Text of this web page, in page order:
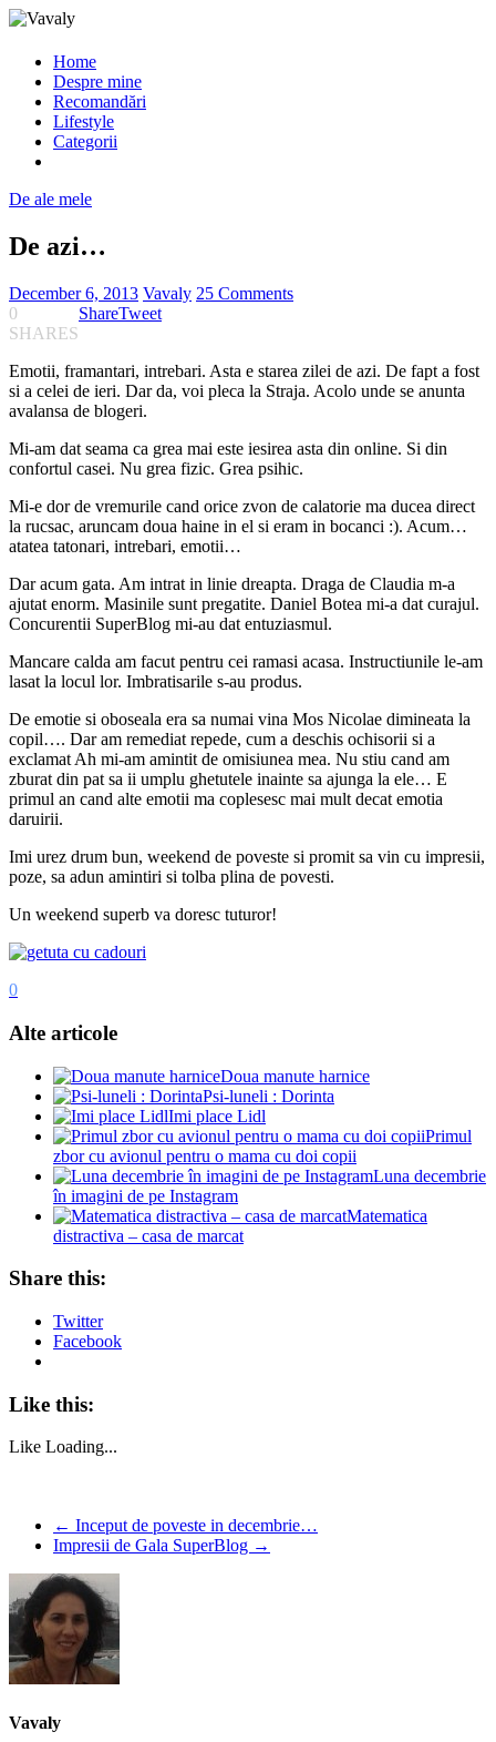
Home
Despre mine
Recomandări
Lifestyle
Categorii
De ale mele
De azi…
December 6, 2013 Vavaly 25 Comments
0
SHARES
ShareTweet
Emotii, framantari, intrebari. Asta e starea zilei de azi. De fapt a fost
si a celei de ieri. Dar da, voi pleca la Straja. Acolo unde se anunta
avalansa de blogeri.
Mi-am dat seama ca grea mai este iesirea asta din online. Si din
confortul casei. Nu grea fizic. Grea psihic.
Mi-e dor de vremurile cand orice zvon de calatorie ma ducea direct
la rucsac, aruncam doua haine in el si eram in bocanci :). Acum…
atatea tatonari, intrebari, emotii…
Dar acum gata. Am intrat in linie dreapta. Draga de Claudia m-a
ajutat enorm. Masinile sunt pregatite. Daniel Botea mi-a dat curajul.
Concurentii SuperBlog mi-au dat entuziasmul.
Mancare calda am facut pentru cei ramasi acasa. Instructiunile le-am
lasat la locul lor. Imbratisarile s-au produs.
De emotie si oboseala era sa numai vina Mos Nicolae dimineata la
copil…. Dar am remediat repede, cum a deschis ochisorii si a
exclamat Ah mi-am amintit de omisiunea mea. Nu stiu cand am
zburat din pat sa ii umplu ghetutele inainte sa ajunga la ele… E
primul an cand alte emotii ma coplesesc mai mult decat emotia
daruirii.
Imi urez drum bun, weekend de poveste si promit sa vin cu impresii,
poze, sa adun amintiri si tolba plina de povesti.
Un weekend superb va doresc tuturor!
0
Alte articole
Doua manute harnice
Psi-luneli : Dorinta
Imi place Lidl
Primul
zbor cu avionul pentru o mama cu doi copii
Luna decembrie
în imagini de pe Instagram
Matematica
distractiva – casa de marcat
Share this:
Twitter
Facebook
Like this:
Like Loading...
← Inceput de poveste in decembrie…
Impresii de Gala SuperBlog →
Vavaly